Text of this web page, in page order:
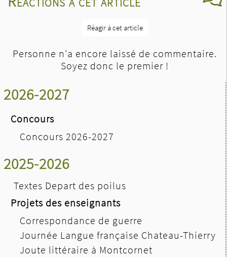
2026-2027
Concours
Concours 2026-2027
2025-2026
Textes Depart des poilus
Projets des enseignants
Correspondance de guerre
Journée Langue française Chateau-Thierry
Joute littéraire à Montcornet
Réagir à cet article
Personne n'a encore laissé de commentaire.
Soyez donc le premier !